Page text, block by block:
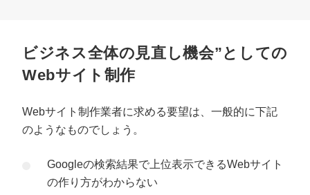
ビジネス全体の見直し機会”としての
Webサイト制作
Webサイト制作業者に求める要望は、一般的に下記
のようなものでしょう。
Googleの検索結果で上位表示できるWebサイト
の作り方がわからない